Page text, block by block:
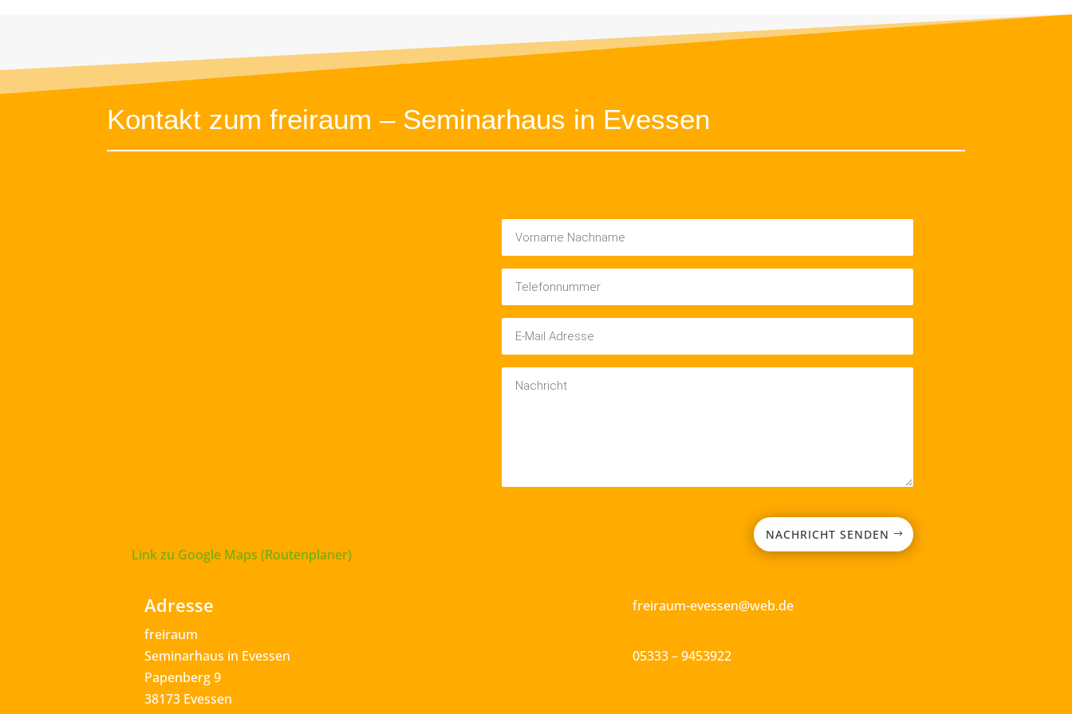
Kontakt zum freiraum – Seminarhaus in Evessen
Link zu Google Maps (Routenplaner)
Adresse
freiraum
Seminarhaus in Evessen
Papenberg 9
38173 Evessen
NACHRICHT SENDEN
freiraum-evessen@web.de
05333 – 9453922